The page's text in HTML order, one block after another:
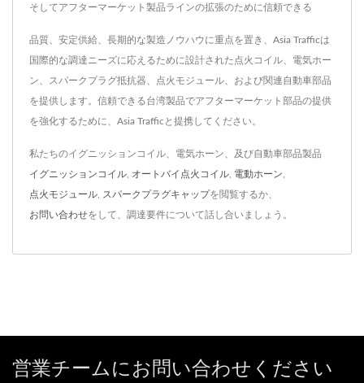
そしてアフターマーケット製品ラインの拡張のために信頼できる
品質、安定供給、長期的な製造ノウハウに重点を置き、Asia Trafficは
国際的な調達ニーズに応えるために設計された点火コイル、電気ホー
ン、スパークプラグ抵抗器、点火モジュール、および関連自動車部品
を提供します。信頼できる台湾製品でアフターマーケット部品の提供
を強化するために、Asia Trafficと提携してください。
私たちのイグニッションコイル、電気ホーン、及び自動車部品製品
イグニッションコイル オートバイ点火コイル 電動ホーン
点火モジュール スパークプラグキャップを閲覧するか、
お問い合わせをして、調達要件について話し合いましょう。
営業チームにお問い合わせください